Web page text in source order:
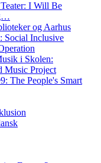
I Will Be
og Aarhus
Social Inclusive
i Skolen:
Music Project
The People's Smart